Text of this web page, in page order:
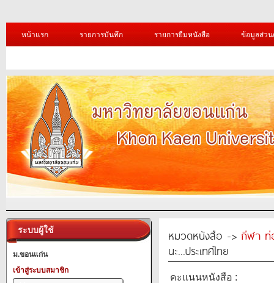
หน้าแรก รายการบันทึก รายการยืมหนังสือ ข้อมูลส่ว
ระบบผู้ใช้
ม.ขอนแก่น
เข้าสู่ระบบสมาชิก
หมวดหนังสือ -> กีฬา ท่
นะ...ประเทศไทย
คะแนนหนังสือ :